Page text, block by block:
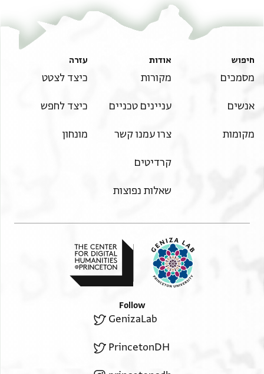
חיפוש
מסמכים
אנשים
מקומות
אודות
מקורות
עניינים טכניים
צרו עמנו קשר
קרדיטים
שאלות נפוצות
עזרה
כיצד לצטט
כיצד לחפש
מונחון
Follow
GenizaLab
PrincetonDH